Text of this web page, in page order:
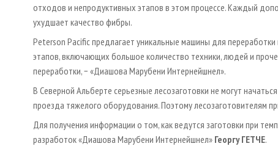
отходов и непродуктивных этапов в этом процессе. Каждый
ухудшает качество фибры.
Peterson Pacific предлагает уникальные машины для
этапов, включающих большое количество техники, людей и
переработки, − «Диашова Марубени Интернейшнел».
В Северной Альберте серьезные лесозаготовки не могут
проезда тяжелого оборудования. Поэтому лесозаготовителям
Для получения информации о том, как ведутся заготовки при
разработок «Диашова Марубени Интернейшнел» Георгу ГЕТЧЕ.